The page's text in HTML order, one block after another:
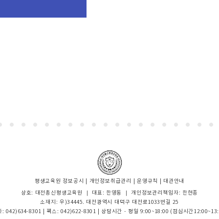
평생교육원 정보공시 개인정보취급관리 운영규칙
대관안내
상호: 대전총신평생교육원 ｜ 대표: 한영동 ｜ 개인정보관리책임자: 한현종
소재지: 우)34445. 대전광역시 대덕구 대전로1033번길 25
: 042)634-8301 | 팩스: 042)622-8301 | 상담시간 - 평일 9:00~18:00 (점심시간